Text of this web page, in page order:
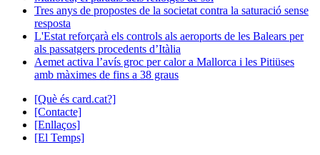
Tres anys de propostes de la societat contra la saturació sense
resposta
L'Estat reforçarà els controls als aeroports de les Balears per
als passatgers procedents d’Itàlia
Aemet activa l’avís groc per calor a Mallorca i les Pitiüses
amb màximes de fins a 38 graus
[Què és card.cat?]
[Contacte]
[Enllaços]
[El Temps]